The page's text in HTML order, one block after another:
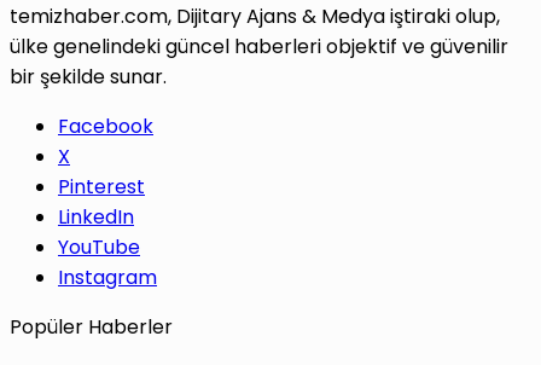
temizhaber.com, Dijitary Ajans & Medya iştiraki olup,
ülke genelindeki güncel haberleri objektif ve güvenilir
bir şekilde sunar.
Facebook
X
Pinterest
LinkedIn
YouTube
Instagram
Popüler Haberler